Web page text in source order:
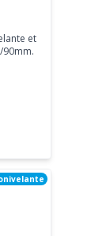
et
90mm.